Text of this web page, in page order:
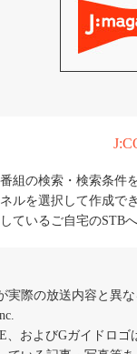
組の検索・検索条件
ルを選択して作成で
ているご自宅のSTB
実際の放送内容と異な
、およびGガイドロ